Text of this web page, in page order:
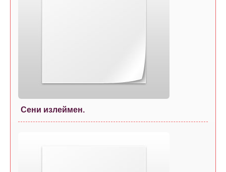
Сени излеймен.